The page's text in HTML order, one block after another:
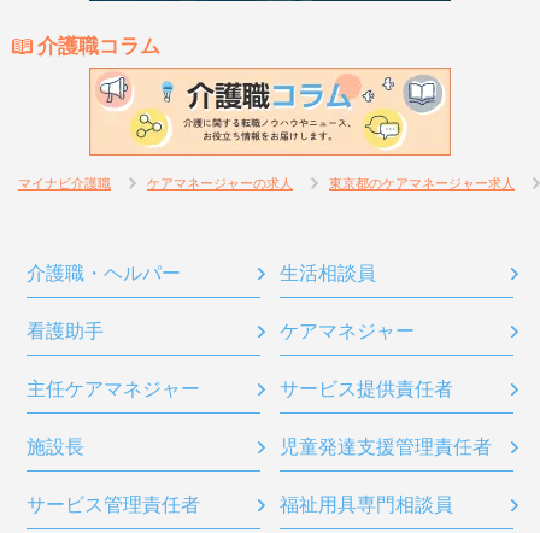
介護職コラム
マイナビ介護職 ケアマネージャーの求人 東京都のケアマネージャー求人
介護職・ヘルパー 生活相談員
看護助手 ケアマネジャー
主任ケアマネジャー サービス提供責任者
施設長 児童発達支援管理責任者
サービス管理責任者 福祉用具専門相談員